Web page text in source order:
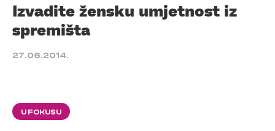
Izvadite žensku umjetnost iz
spremišta
27.06.2014.
U FOKUSU